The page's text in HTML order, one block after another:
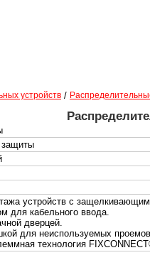
устройств /
защиты
устройств с
для кабельного ввода.
дверцей.
для неиспользуемых проемов.
технология